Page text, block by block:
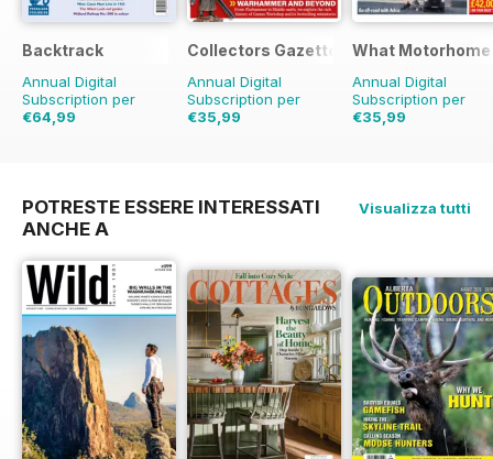
Backtrack
Annual Digital
Subscription per
€64,99
Collectors Gazette
Annual Digital
Subscription per
€35,99
What
Annual Digital
Subscription per
€35,99
POTRESTE ESSERE INTERESSATI
ANCHE A
Visualizza tutti